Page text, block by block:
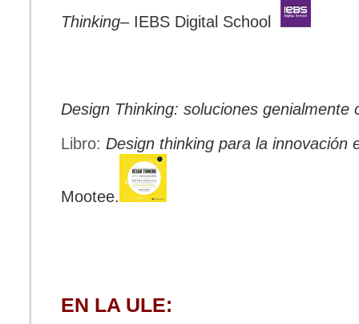
Thinking– IEBS Digital School
Design Thinking: soluciones genialmente
Libro: Design thinking para la innovación
Mootee.
EN LA ULE: